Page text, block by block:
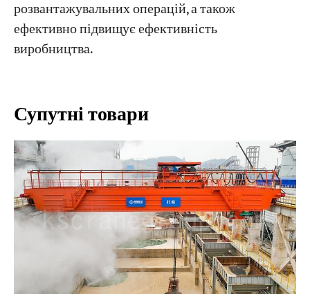
розвантажувальних операцій, а також
ефективно підвищує ефективність
виробництва.
Супутні товари